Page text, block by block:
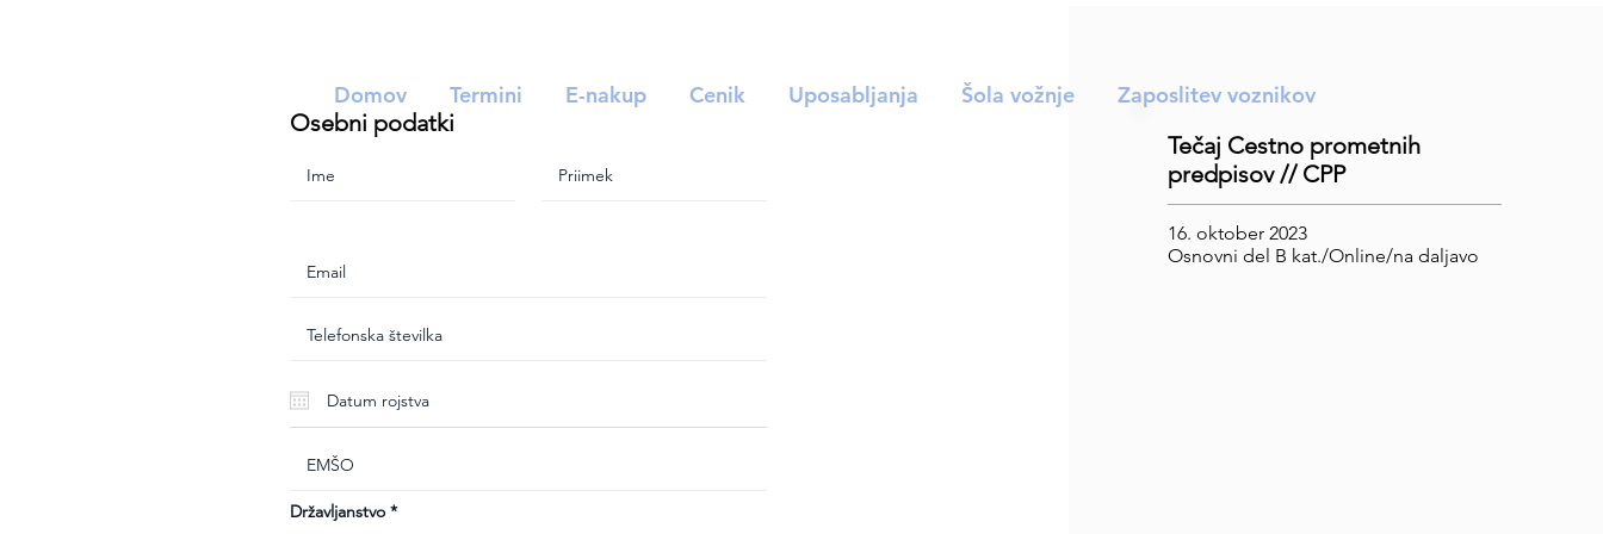
Osebni podatki
Državljanstvo
Tečaj Cestno prometnih
predpisov // CPP
16. oktober 2023
Osnovni del B kat./Online/na daljavo
Domov Termini E-nakup Cenik Uposabljanja Šola vožnje Zaposlitev voznikov